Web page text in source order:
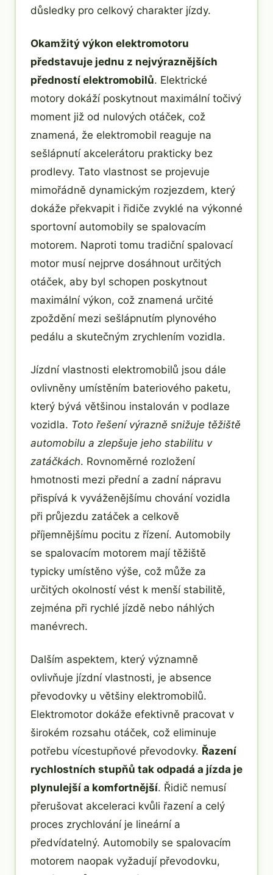
důsledky pro celkový charakter jízdy.
Okamžitý výkon elektromotoru
představuje jednu z nejvýraznějších
předností elektromobilů. Elektrické
motory dokáží poskytnout maximální točivý
moment již od nulových otáček, což
znamená, že elektromobil reaguje na
sešlápnutí akcelerátoru prakticky bez
prodlevy. Tato vlastnost se projevuje
mimořádně dynamickým rozjezdem, který
dokáže překvapit i řidiče zvyklé na výkonné
sportovní automobily se spalovacím
motorem. Naproti tomu tradiční spalovací
motor musí nejprve dosáhnout určitých
otáček, aby byl schopen poskytnout
maximální výkon, což znamená určité
zpoždění mezi sešlápnutím plynového
pedálu a skutečným zrychlením vozidla.
Jízdní vlastnosti elektromobilů jsou dále
ovlivněny umístěním bateriového paketu,
který bývá většinou instalován v podlaze
vozidla. Toto řešení výrazně snižuje těžiště
automobilu a zlepšuje jeho stabilitu v
zatáčkách. Rovnoměrné rozložení
hmotnosti mezi přední a zadní nápravu
přispívá k vyváženějšímu chování vozidla
při průjezdu zatáček a celkově
příjemnějšímu pocitu z řízení. Automobily
se spalovacím motorem mají těžiště
typicky umístěno výše, což může za
určitých okolností vést k menší stabilitě,
zejména při rychlé jízdě nebo náhlých
manévrech.
Dalším aspektem, který významně
ovlivňuje jízdní vlastnosti, je absence
převodovky u většiny elektromobilů.
Elektromotor dokáže efektivně pracovat v
širokém rozsahu otáček, což eliminuje
potřebu vícestupňové převodovky. Řazení
rychlostních stupňů tak odpadá a jízda je
plynulejší a komfortnější. Řidič nemusí
přerušovat akceleraci kvůli řazení a celý
proces zrychlování je lineární a
předvídatelný. Automobily se spalovacím
motorem naopak vyžadují převodovku,